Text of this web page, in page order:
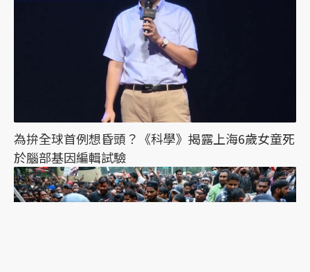
為拚全球首例想昏頭？《科學》揭露上海6歲女童死
於腦部基因編輯試驗